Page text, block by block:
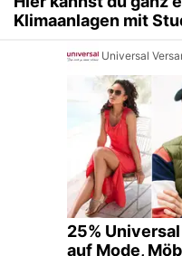
Klimaanlagen mit